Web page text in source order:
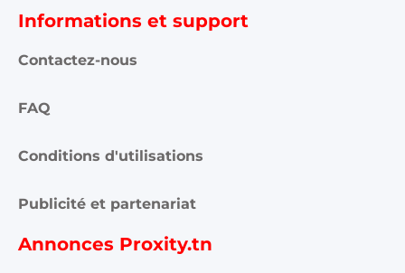
Informations et support
Contactez-nous
FAQ
Conditions d'utilisations
Publicité et partenariat
Annonces Proxity.tn